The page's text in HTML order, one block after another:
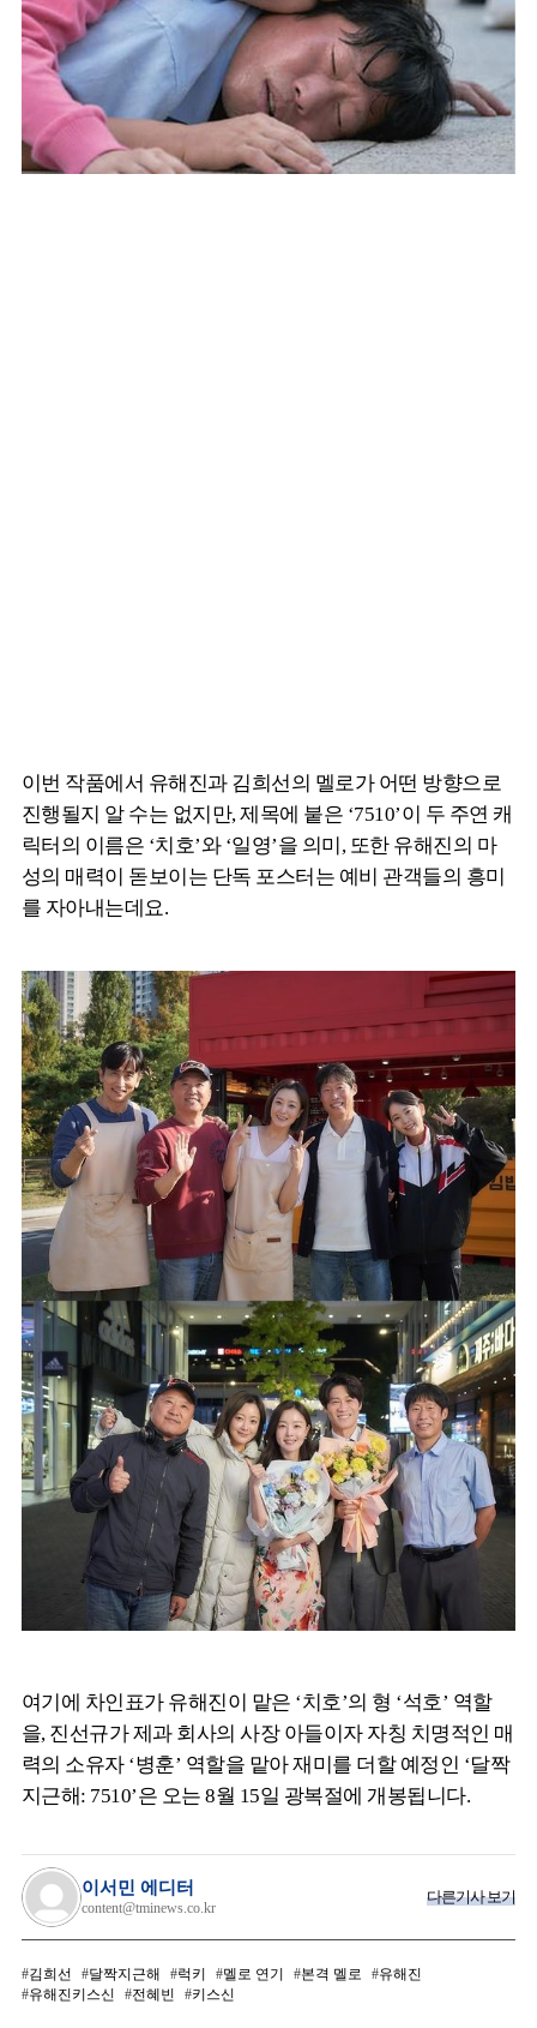
이번 작품에서 유해진과 김희선의 멜로가 어떤 방향으로
진행될지 알 수는 없지만, 제목에 붙은 ‘7510’이 두 주연 캐
릭터의 이름은 ‘치호’와 ‘일영’을 의미, 또한 유해진의 마
성의 매력이 돋보이는 단독 포스터는 예비 관객들의 흥미
를 자아내는데요.
여기에 차인표가 유해진이 맡은 ‘치호’의 형 ‘석호’ 역할
을, 진선규가 제과 회사의 사장 아들이자 자칭 치명적인 매
력의 소유자 ‘병훈’ 역할을 맡아 재미를 더할 예정인 ‘달짝
지근해: 7510’은 오는 8월 15일 광복절에 개봉됩니다.
이서민 에디터
content@tminews.co.kr
다른기사 보기
김희선 달짝지근해 럭키 멜로 연기 본격 멜로
유해진
유해진키스신
전혜빈 키스신